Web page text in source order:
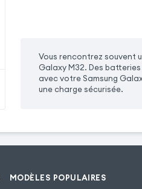
Vous rencontrez souvent
Galaxy M32. Des
avec votre Samsung
une charge sécurisée.
MODÈLES POPULAIRES